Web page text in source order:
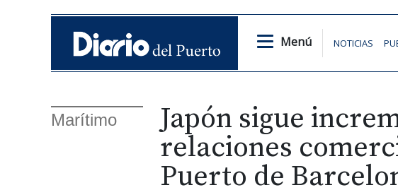
Menú NOTICIAS
Marítimo
Japón sigue
relaciones
Puerto de